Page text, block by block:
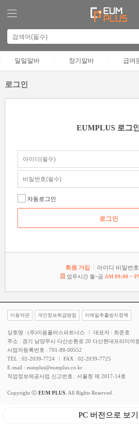
일일알바 장기알바 급여
로그인
EUMPLUS 로그인
자동로그인
회원 가입 아이디 비밀번호
업무시간 월~금 AM 09:00 ~
이용약관 개인정보취급방침 이메일추출방지정책
상호명 : (주)이음플러스파트너스
대표자 : 최준호
주소 : 경기 남양주시 다산순환로 20 다산현대프리미어
사업자등록번호 : 701-88-00552
TEL : 02-2039-7724
FAX : 02-2039-7725
E-mail : eumplus@eumplus.co.kr
직업정보제공사업 신고번호 : 서울청 제 2017-14호
Copyright ⓒ EUM PLUS . All Rights Reserved.
PC 버전으로 보기